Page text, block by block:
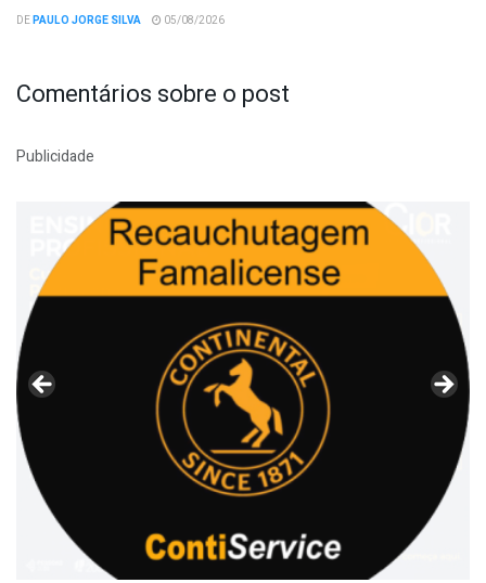
DEPAULO JORGE SILVA 05/08/2026
Comentários sobre o post
Publicidade